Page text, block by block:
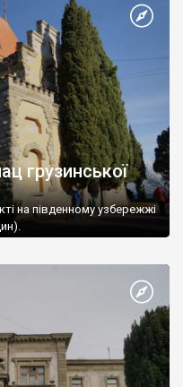
грузинської
на південному узбережжі